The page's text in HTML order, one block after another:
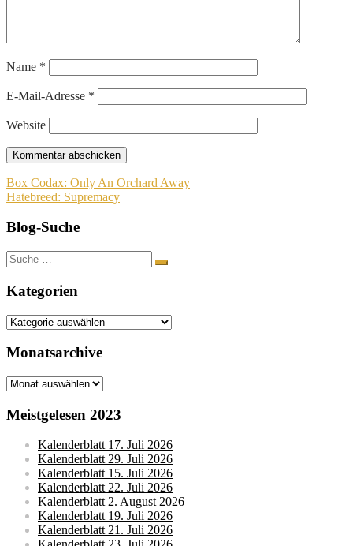
Name *
E-Mail-Adresse *
Website
Beitragsnavigation
Box Codax: Only An Orchard Away
Hatebreed: Supremacy
Blog-Suche
Suche
nach:
Kategorien
Kategorien
Monatsarchive
Monatsarchive
Meistgelesen 2023
Kalenderblatt 17. Juli 2026
Kalenderblatt 29. Juli 2026
Kalenderblatt 15. Juli 2026
Kalenderblatt 22. Juli 2026
Kalenderblatt 2. August 2026
Kalenderblatt 19. Juli 2026
Kalenderblatt 21. Juli 2026